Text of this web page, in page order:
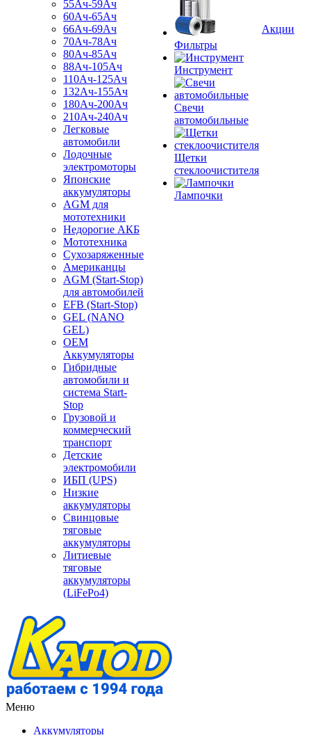
55Ач-59Ач
60Ач-65Ач
66Ач-69Ач
70Ач-78Ач
80Ач-85Ач
88Ач-105Ач
110Ач-125Ач
132Ач-155Ач
180Ач-200Ач
210Ач-240Ач
Легковые
автомобили
Лодочные
электромоторы
Японские
аккумуляторы
AGM для
мототехники
Недорогие АКБ
Мототехника
Сухозаряженные
Американцы
AGM (Start-Stop)
для автомобилей
EFB (Start-Stop)
GEL (NANO
GEL)
OEM
Аккумуляторы
Гибридные
автомобили и
система Start-
Stop
Грузовой и
коммерческий
транспорт
Детские
электромобили
ИБП (UPS)
Низкие
аккумуляторы
Свинцовые
тяговые
аккумуляторы
Литиевые
тяговые
аккумуляторы
(LiFePo4)
Фильтры
Инструмент
Свечи
автомобильные
Щетки
стеклоочистителя
Лампочки
Акции
Меню
Аккумуляторы